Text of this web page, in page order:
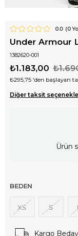
0.0 (0
Under Armour
1382620-001
₺1.183,00
₺295,75 'den başlayan
Diğer taksit
Ürün
BEDEN
XS S
Kargo